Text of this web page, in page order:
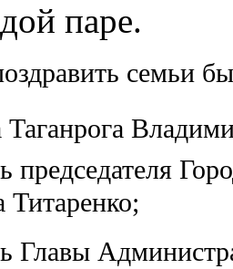
паре.
семьи
Таганрога
председателя
Главы